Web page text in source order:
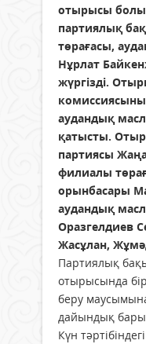
отырысы
партиялық
төрағасы,
Нұрлат
жүргізді.
аудандық
қатысты.
партиясы
филиалы
орынбасары
аудандық
Оразгелдиев
Жасұлан,
Партиялық
отырысында
беру
дайындық
Күн